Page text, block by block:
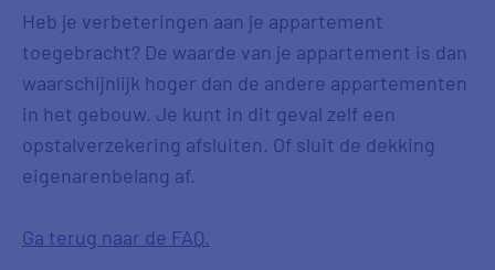
Heb je verbeteringen aan je appartement
toegebracht? De waarde van je appartement is dan
waarschijnlijk hoger dan de andere appartementen
in het gebouw. Je kunt in dit geval zelf een
opstalverzekering afsluiten. Of sluit de dekking
eigenarenbelang af.
Ga terug naar de FAQ.